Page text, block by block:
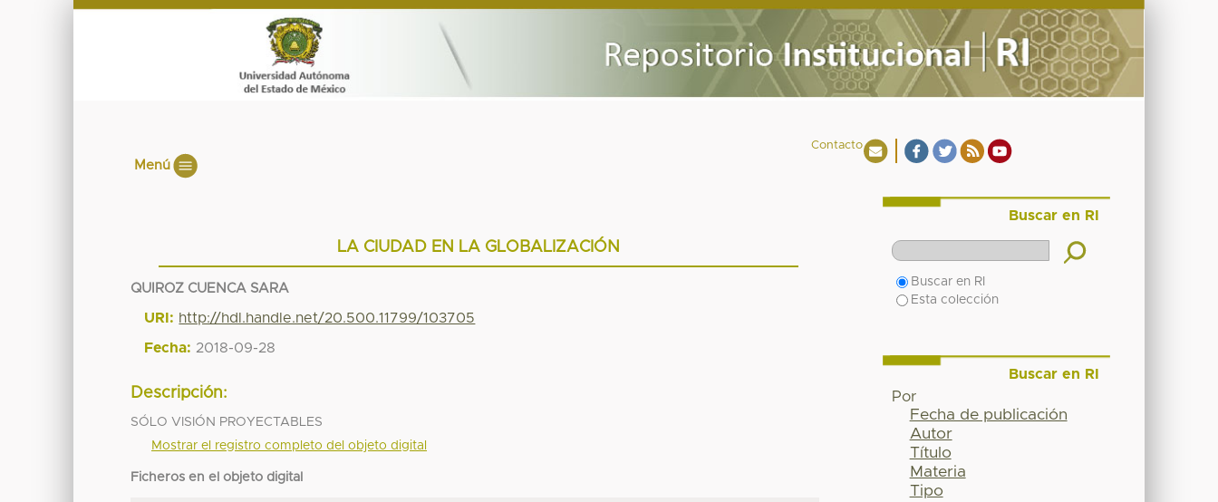
Contacto
Menú
LA CIUDAD EN LA GLOBALIZACIÓN
QUIROZ CUENCA SARA
URI: http://hdl.handle.net/20.500.11799/103705
Fecha: 2018-09-28
Descripción:
SÓLO VISIÓN PROYECTABLES
Mostrar el registro completo del objeto digital
Ficheros en el objeto digital
Buscar en RI
Buscar en RI
Esta colección
Buscar en RI
Por
Fecha de publicación
Autor
Título
Materia
Tipo